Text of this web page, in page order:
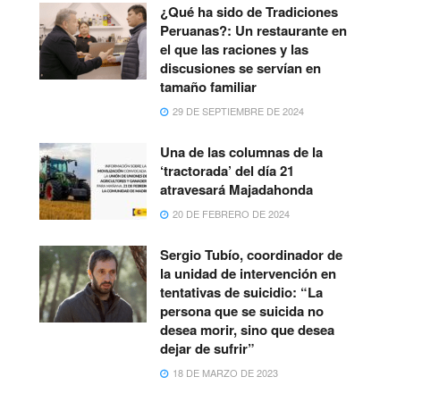
¿Qué ha sido de Tradiciones
Peruanas?: Un restaurante en
el que las raciones y las
discusiones se servían en
tamaño familiar
29 DE SEPTIEMBRE DE 2024
Una de las columnas de la
‘tractorada’ del día 21
atravesará Majadahonda
20 DE FEBRERO DE 2024
Sergio Tubío, coordinador de
la unidad de intervención en
tentativas de suicidio: “La
persona que se suicida no
desea morir, sino que desea
dejar de sufrir”
18 DE MARZO DE 2023